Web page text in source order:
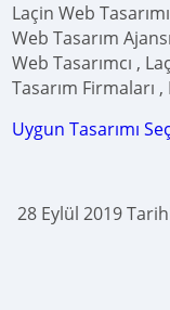
Laçin Web
Web Tasarım
Web Tasarımcı ,
Tasarım Firmaları
Uygun Tasarımı
28 Eylül 2019